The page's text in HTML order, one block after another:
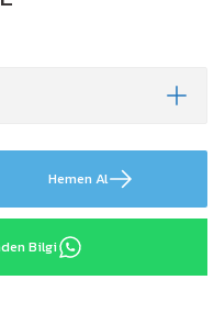
Hemen Al
Bilgi